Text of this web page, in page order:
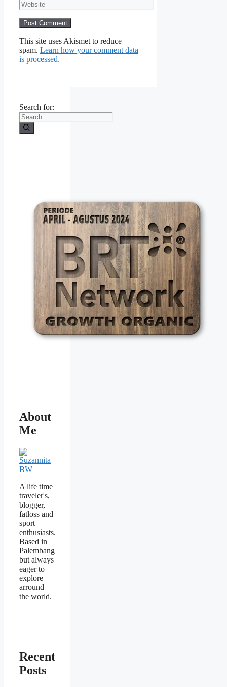
This site uses Akismet to reduce
spam. Learn how your comment data
is processed.
Search for:
About
Me
A life time
traveler's,
blogger,
fatloss and
sport
enthusiasts.
Based in
Palembang
but always
eager to
explore
arround
the world.
Recent
Posts